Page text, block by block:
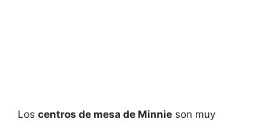
Los centros de mesa de Minnie son muy